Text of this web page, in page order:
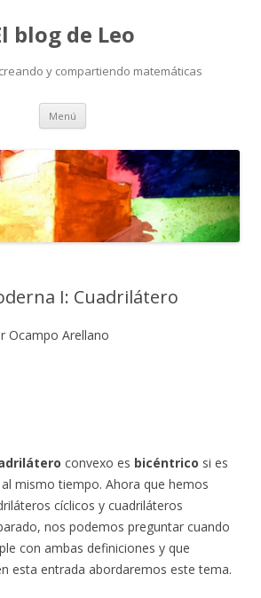
blog de Leo
y compartiendo matemáticas
Menú Saltar
contenido
I: Cuadrilátero
Ocampo Arellano
convexo es bicéntrico si es
al mismo tiempo. Ahora que hemos
cíclicos y cuadriláteros
nos podemos preguntar cuando
con ambas definiciones y que
esta entrada abordaremos este tema.